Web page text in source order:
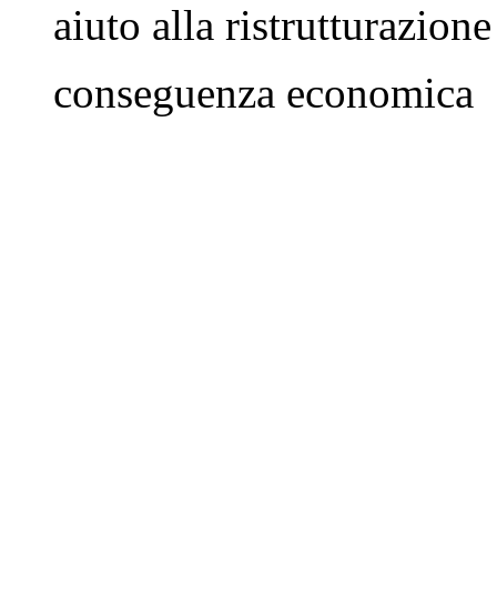
aiuto alla ristrutturazione
conseguenza economica